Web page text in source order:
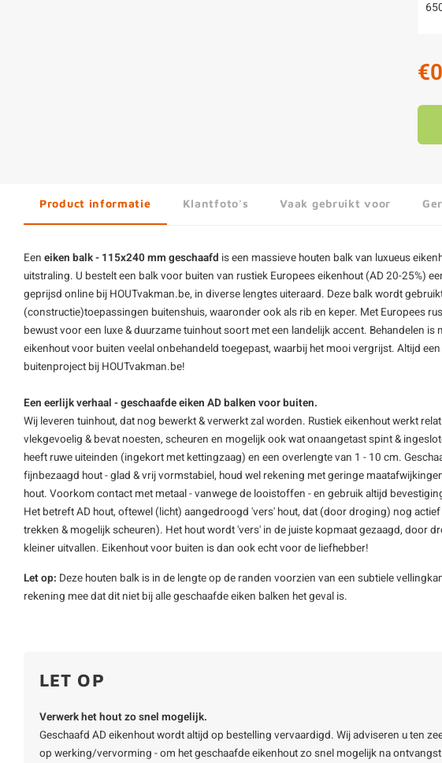
Product informatie Klantfoto's Vaak gebruikt voor
Een eiken balk - 115x240 mm geschaafd is een massieve houten balkvan luxueus
uitstraling. U bestelt een balk voor buiten van rustiek Europees eikenhout (AD 20-25%)
geprijsd online bij HOUTvakman.be, in diverse lengtes uiteraard. Deze balk wordt
(constructie)toepassingen buitenshuis, waaronder ook als rib en keper. Met Europees
bewust voor een luxe & duurzame tuinhout soort met een landelijk accent. Behandelen is
eikenhout voor buiten veelal onbehandeld toegepast, waarbij het mooi vergrijst. Altijd een
buitenproject bij HOUTvakman.be!
Een eerlijk verhaal - geschaafde eiken AD balken voor buiten.
Wij leveren tuinhout, dat nog bewerkt & verwerkt zal worden. Rustiek eikenhout werkt
vlekgevoelig & bevat noesten, scheuren en mogelijk ook wat onaangetast spint &
heeft ruwe uiteinden (ingekort met kettingzaag) en een overlengte van 1 - 10 cm.
fijnbezaagd hout - glad & vrij vormstabiel, houd wel rekening met geringe
hout. Voorkom contact met metaal - vanwege de looistoffen - en gebruik altijd
Het betreft AD hout, oftewel (licht) aangedroogd 'vers' hout, dat (door droging) nog
trekken & mogelijk scheuren). Het hout wordt 'vers' in de juiste kopmaat gezaagd, door
kleiner uitvallen. Eikenhout voor buiten is dan ook echt voor de liefhebber!
Let op: Deze houten balk is in de lengte op de randen voorzien van een subtiele
rekening mee dat dit niet bij alle geschaafde eiken balken het geval is.
LET OP
Verwerk het hout zo snel mogelijk.
Geschaafd AD eikenhout wordt altijd op bestelling vervaardigd. Wij adviseren u ten
op werking/vervorming - om het geschaafde eikenhout zo snel mogelijk na